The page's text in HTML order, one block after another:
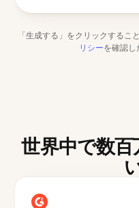
「生成する」をクリックすること
リシーを確認し
世界中で数